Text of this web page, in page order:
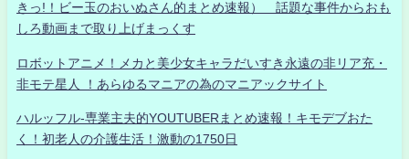
きっ!！ビー玉のおいぬさん的まとめ速報） 話題な事件からおも
しろ動画まで取り上げまっくす
ロボットアニメ！メカと美少女キャラだいすき永遠の非リア充・
非モテ星人 ！あらゆるマニアの為のマニアックサイト
ハルッフル-専業主夫的YOUTUBERまとめ速報！キモデブおた
く！初老人の介護生活！激動の1750日